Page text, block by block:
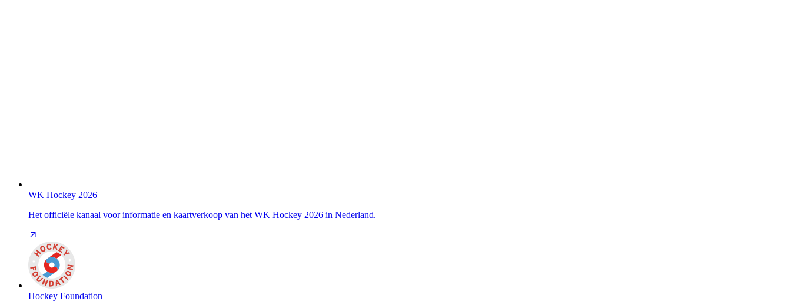
WK Hockey 2026
Het officiële kanaal voor informatie en kaartverkoop van het WK Hockey 2026 in Nederland.
Hockey Foundation